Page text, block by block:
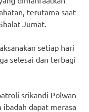
terutama saat
Jumat.
setiap hari
selesai dan terbagi
srikandi Polwan
ibadah dapat merasa